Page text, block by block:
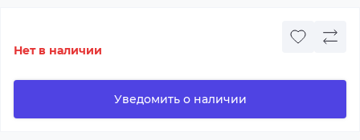
Нет в наличии
Уведомить о наличии